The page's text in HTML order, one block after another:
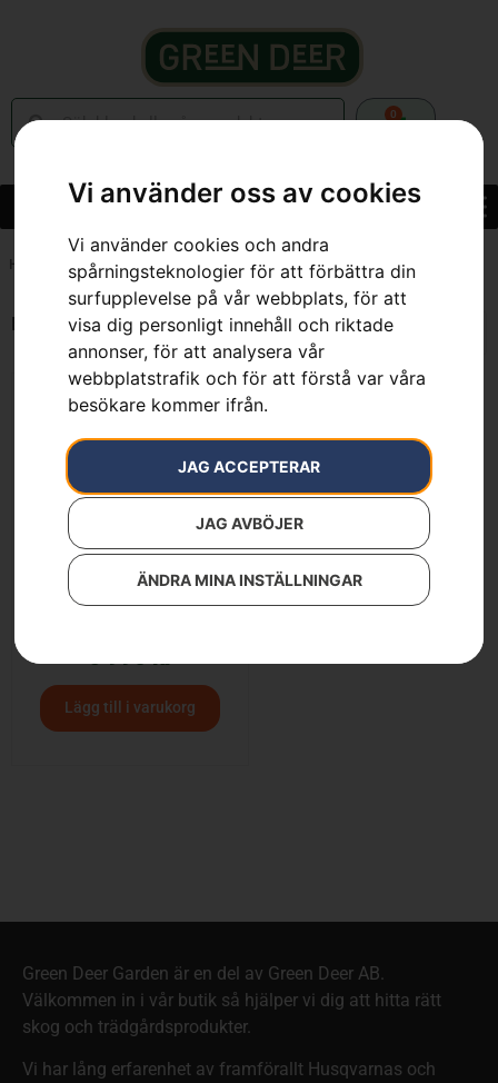
Vi använder oss av cookies
Vi använder cookies och andra
spårningsteknologier för att förbättra din
surfupplevelse på vår webbplats, för att
visa dig personligt innehåll och riktade
annonser, för att analysera vår
webbplatstrafik och för att förstå var våra
besökare kommer ifrån.
JAG ACCEPTERAR
JAG AVBÖJER
ÄNDRA MINA INSTÄLLNINGAR
0
Hem 7391883230527
Endast ett sökresultat
6 990kr
Lägg till i varukorg
Green Deer Garden är en del av Green Deer AB.
Välkommen in i vår butik så hjälper vi dig att hitta rätt
skog och trädgårdsprodukter.
Vi har lång erfarenhet av framförallt Husqvarnas och